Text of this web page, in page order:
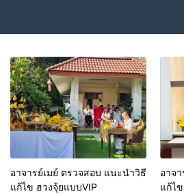
อาจารย์เมย์ ตรวจสอบ แนะนำวิธี
แก้ไข ฮวงจุ้ยแบบVIP
อาจ
แก้ไข